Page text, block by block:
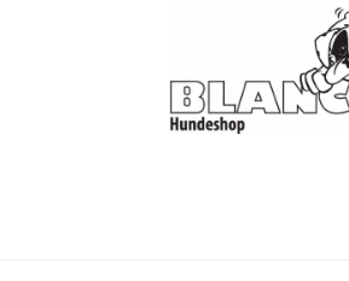
springen
springen